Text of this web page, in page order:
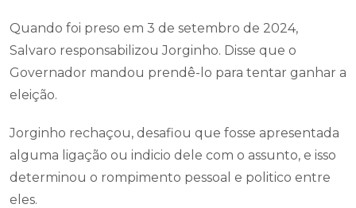
Quando foi preso em 3 de setembro de 2024,
Salvaro responsabilizou Jorginho. Disse que o
Governador mandou prendê-lo para tentar ganhar a
eleição.
Jorginho rechaçou, desafiou que fosse apresentada
alguma ligação ou indicio dele com o assunto, e isso
determinou o rompimento pessoal e politico entre
eles.